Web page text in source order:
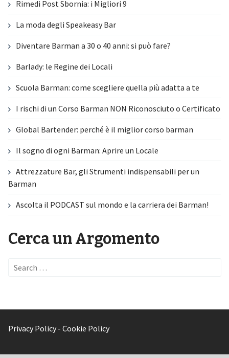
Rimedi Post Sbornia: i Migliori 9
La moda degli Speakeasy Bar
Diventare Barman a 30 o 40 anni: si può fare?
Barlady: le Regine dei Locali
Scuola Barman: come scegliere quella più adatta a te
I rischi di un Corso Barman NON Riconosciuto o Certificato
Global Bartender: perché è il miglior corso barman
Il sogno di ogni Barman: Aprire un Locale
Attrezzature Bar, gli Strumenti indispensabili per un
Barman
Ascolta il PODCAST sul mondo e la carriera dei Barman!
Cerca un Argomento
Search
Privacy Policy - Cookie Policy